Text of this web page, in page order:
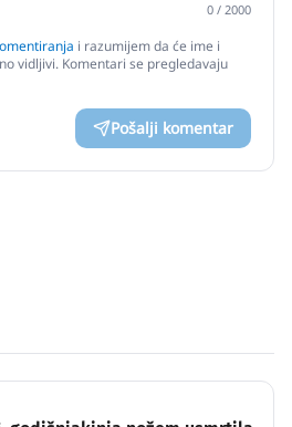
0 / 2000
i razumijem da će ime i
vidljivi. Komentari se pregledavaju
Pošalji komentar